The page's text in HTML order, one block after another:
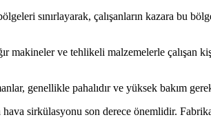
sınırlayarak, çalışanların kazara bu
makineler ve tehlikeli malzemelerle çalışan
genellikle pahalıdır ve yüksek bakım
sirkülasyonu son derece önemlidir. Fabrika